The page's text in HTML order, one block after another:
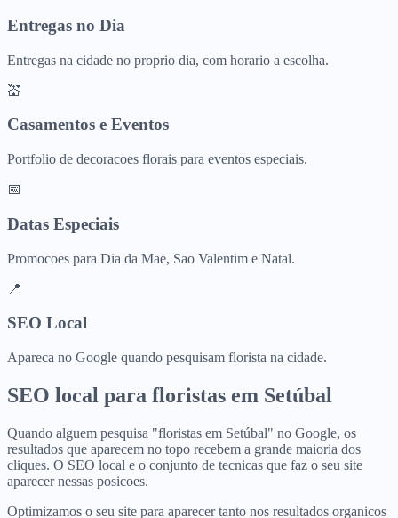
Entregas no Dia
Entregas na cidade no proprio dia, com horario a escolha.
💒
Casamentos e Eventos
Portfolio de decoracoes florais para eventos especiais.
📅
Datas Especiais
Promocoes para Dia da Mae, Sao Valentim e Natal.
📍
SEO Local
Apareca no Google quando pesquisam florista na cidade.
SEO local para floristas em Setúbal
Quando alguem pesquisa "floristas em Setúbal" no Google, os
resultados que aparecem no topo recebem a grande maioria dos
cliques. O SEO local e o conjunto de tecnicas que faz o seu site
aparecer nessas posicoes.
Optimizamos o seu site para aparecer tanto nos resultados organicos